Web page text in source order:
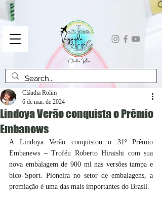
Lindoya Verão conquista o Prêmio
Embanews
Cláudia Rolim
6 de mai. de 2024
A Lindoya Verão conquistou o 31º Prêmio
Embanews – Troféu Roberto Hiraishi com sua
nova embalagem de 900 ml nas versões tampa e
bico Sport. Pioneira no setor de embalagens, a
premiação é uma das mais importantes do Brasil.